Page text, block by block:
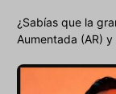
¿Sabías que la
Aumentada (AR)